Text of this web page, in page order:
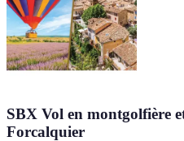
SBX Vol en montgolfière
Forcalquier